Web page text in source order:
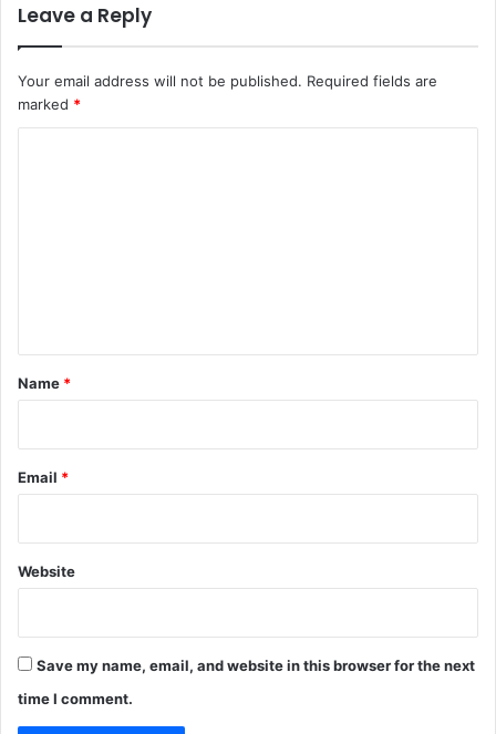
Leave a Reply
Your email address will not be published. Required fields are
marked *
*
Name *
Email *
Website
Save my name, email, and website in this browser for the next
time I comment.